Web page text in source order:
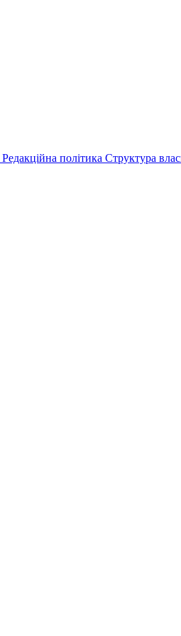
Редакційна політика Структура